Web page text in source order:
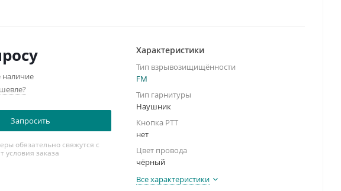
наличие
Запросить
обязательно свяжутся с
условия заказа
Характеристики
Тип взрывозищищённости
FM
Тип гарнитуры
Наушник
Кнопка PTT
нет
Цвет провода
чёрный
Все характеристики